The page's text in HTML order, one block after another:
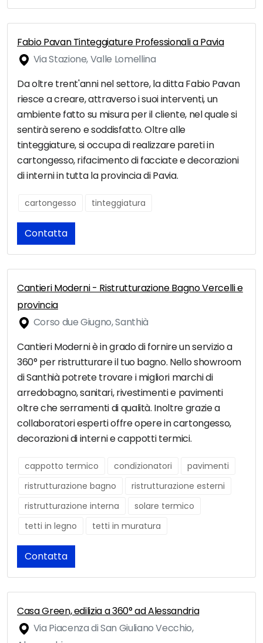
Fabio Pavan Tinteggiature Professionali a Pavia
Via Stazione, Valle Lomellina
Da oltre trent'anni nel settore, la ditta Fabio Pavan
riesce a creare, attraverso i suoi interventi, un
ambiente fatto su misura per il cliente, nel quale si
sentirà sereno e soddisfatto. Oltre alle
tinteggiature, si occupa di realizzare pareti in
cartongesso, rifacimento di facciate e decorazioni
di interni in tutta la provincia di Pavia.
cartongesso tinteggiatura
Contatta
Cantieri Moderni - Ristrutturazione Bagno Vercelli e
provincia
Corso due Giugno, Santhià
Cantieri Moderni è in grado di fornire un servizio a
360° per ristrutturare il tuo bagno. Nello showroom
di Santhià potrete trovare i migliori marchi di
arredobagno, sanitari, rivestimenti e pavimenti
oltre che serramenti di qualità. Inoltre grazie a
collaboratori esperti offre opere in cartongesso,
decorazioni di interni e cappotti termici.
cappotto termico condizionatori
pavimenti
ristrutturazione bagno
ristrutturazione esterni
ristrutturazione interna
solare termico
tetti in legno
tetti in muratura
Contatta
Casa Green, edilizia a 360° ad Alessandria
Via Piacenza di San Giuliano Vecchio,